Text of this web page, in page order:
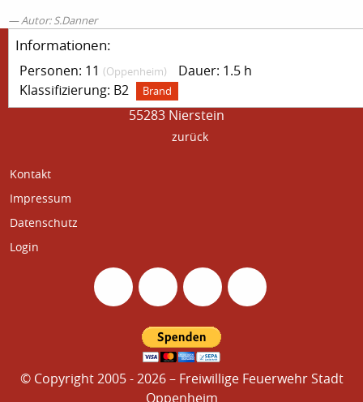
Autor: S.Danner
Informationen:
Personen: 11 (Oppenheim)
Dauer: 1.5 h
Klassifizierung: B2
Brand
zurück
Einheit Oppenheim
Rheinallee 66
55283 Nierstein
Kontakt
Impressum
Datenschutz
Login
© Copyright 2005 - 2026 – Freiwillige Feuerwehr Stadt
Oppenheim